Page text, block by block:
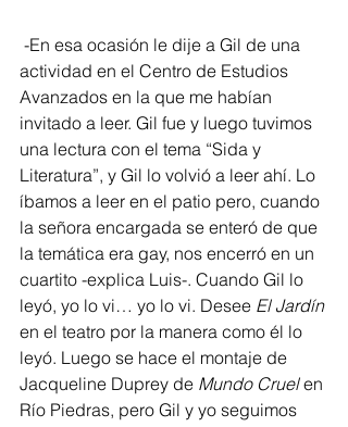
actividad en el Centro de Estudios
Avanzados en la que me habían
invitado a leer. Gil fue y luego tuvimos
una lectura con el tema “Sida y
Literatura”, y Gil lo volvió a leer ahí. Lo
íbamos a leer en el patio pero, cuando
la señora encargada se enteró de que
la temática era gay, nos encerró en un
cuartito -explica Luis-. Cuando Gil lo
leyó, yo lo vi… yo lo vi. Desee El Jardín
en el teatro por la manera como él lo
leyó. Luego se hace el montaje de
Jacqueline Duprey de Mundo Cruel en
Río Piedras, pero Gil y yo seguimos